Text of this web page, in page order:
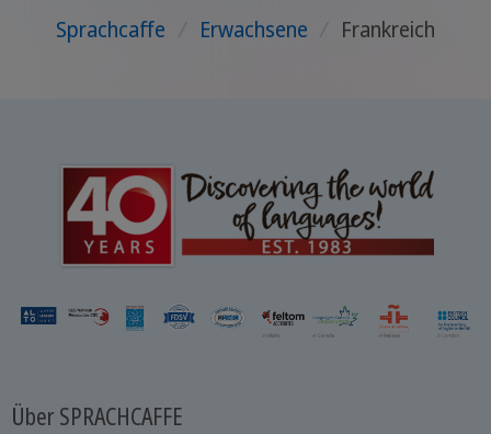
Sprachcaffe Erwachsene Frankreich
Über SPRACHCAFFE